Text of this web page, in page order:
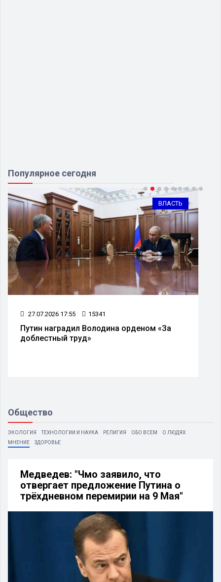
Популярное сегодня
ВЛАСТЬ
27.07.2026 17:55 15341
Путин наградил Володина орденом «За
доблестный труд»
Общество
ЭКОЛОГИЯ ТЕХНОЛОГИИ И НАУКА РЕЛИГИЯ ОБО ВСЕМ
О ЛЮДЯХ
МНЕНИЕ
ЗДОРОВЬЕ
Медведев: "Чмо заявило, что
отвергает предложение Путина о
трёхдневном перемирии на 9 Мая"